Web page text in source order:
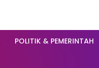
POLITIK & PEMERINTAH